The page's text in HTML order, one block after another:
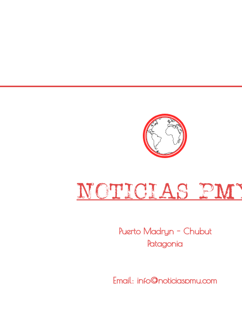
Puerto Madryn - Chubut
Patagonia
Email: info@noticiaspmy.com